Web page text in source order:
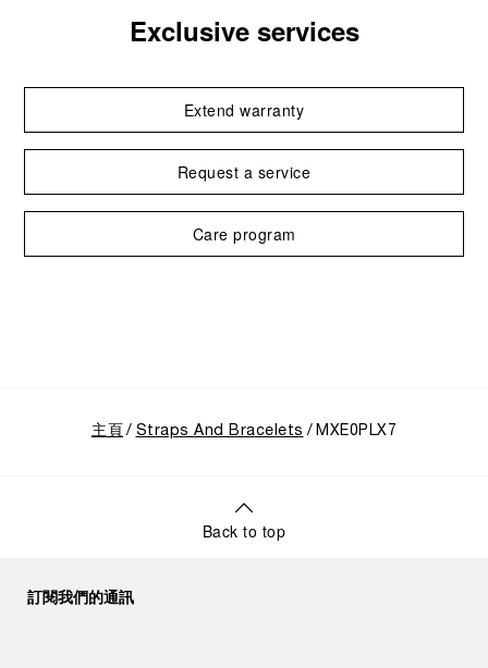
Exclusive services
Extend warranty
Request a service
Care program
主頁 Straps And Bracelets MXE0PLX7
Back to top
訂閱我們的通訊